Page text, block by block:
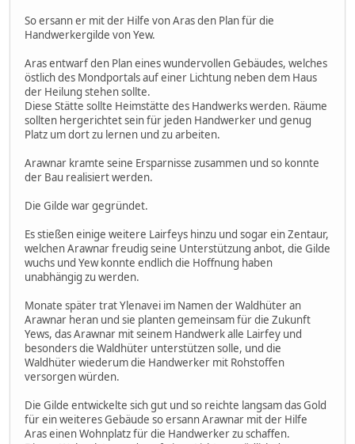
So ersann er mit der Hilfe von Aras den Plan für die
Handwerkergilde von Yew.
Aras entwarf den Plan eines wundervollen Gebäudes, welches
östlich des Mondportals auf einer Lichtung neben dem Haus
der Heilung stehen sollte.
Diese Stätte sollte Heimstätte des Handwerks werden. Räume
sollten hergerichtet sein für jeden Handwerker und genug
Platz um dort zu lernen und zu arbeiten.
Arawnar kramte seine Ersparnisse zusammen und so konnte
der Bau realisiert werden.
Die Gilde war gegründet.
Es stießen einige weitere Lairfeys hinzu und sogar ein Zentaur,
welchen Arawnar freudig seine Unterstützung anbot, die Gilde
wuchs und Yew konnte endlich die Hoffnung haben
unabhängig zu werden.
Monate später trat Ylenavei im Namen der Waldhüter an
Arawnar heran und sie planten gemeinsam für die Zukunft
Yews, das Arawnar mit seinem Handwerk alle Lairfey und
besonders die Waldhüter unterstützen solle, und die
Waldhüter wiederum die Handwerker mit Rohstoffen
versorgen würden.
Die Gilde entwickelte sich gut und so reichte langsam das Gold
für ein weiteres Gebäude so ersann Arawnar mit der Hilfe
Aras einen Wohnplatz für die Handwerker zu schaffen.